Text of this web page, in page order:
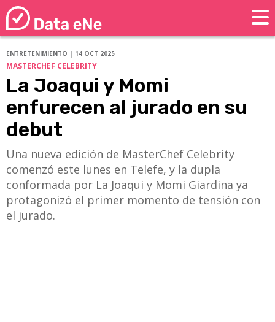
ENTRETENIMIENTO | 14 OCT 2025
MASTERCHEF CELEBRITY
La Joaqui y Momi
enfurecen al jurado en su
debut
Una nueva edición de MasterChef Celebrity
comenzó este lunes en Telefe, y la dupla
conformada por La Joaqui y Momi Giardina ya
protagonizó el primer momento de tensión con
el jurado.